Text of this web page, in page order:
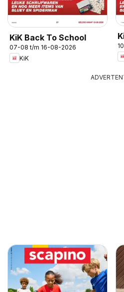
KiK Back To School
07-08 t/m 16-08-2026
KiK